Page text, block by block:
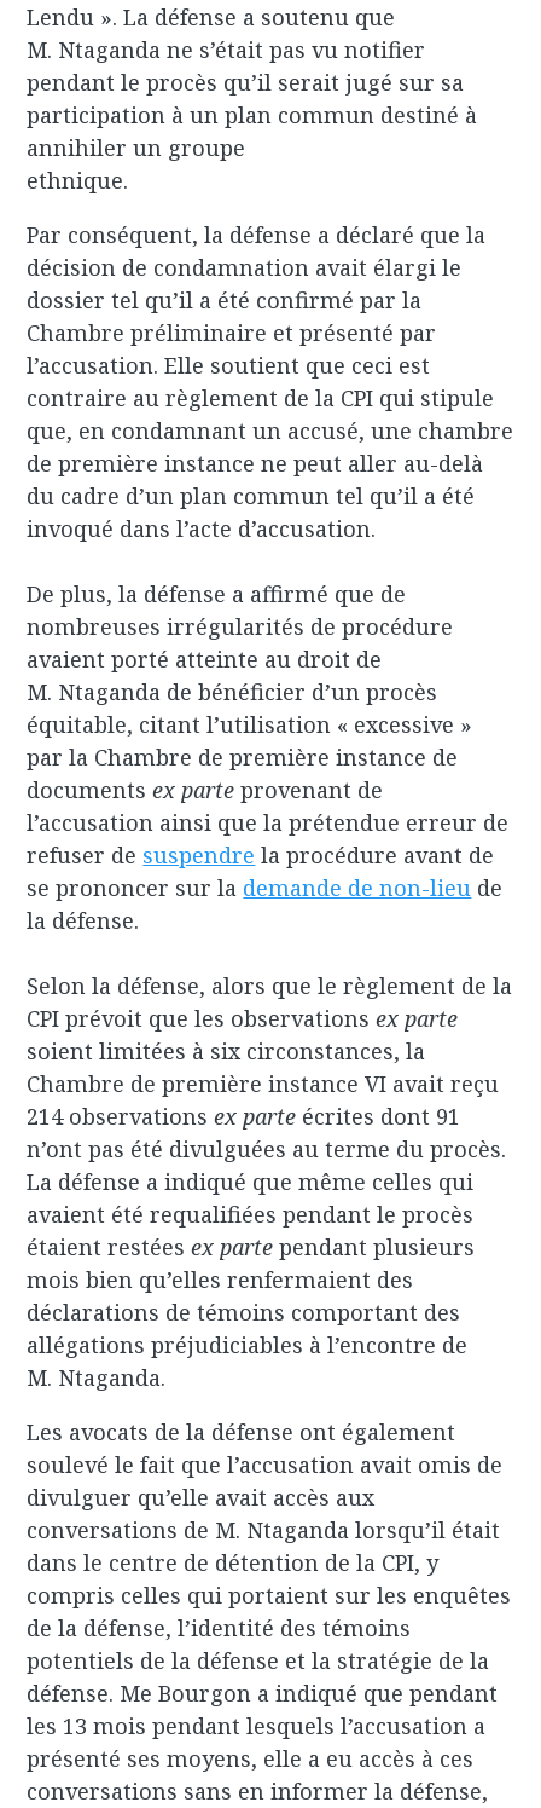
Lendu ». La défense a soutenu que
M. Ntaganda ne s’était pas vu notifier
pendant le procès qu’il serait jugé sur sa
participation à un plan commun destiné à
annihiler un groupe
ethnique.
Par conséquent, la défense a déclaré que la
décision de condamnation avait élargi le
dossier tel qu’il a été confirmé par la
Chambre préliminaire et présenté par
l’accusation. Elle soutient que ceci est
contraire au règlement de la CPI qui stipule
que, en condamnant un accusé, une chambre
de première instance ne peut aller au-delà
du cadre d’un plan commun tel qu’il a été
invoqué dans l’acte d’accusation.
De plus, la défense a affirmé que de
nombreuses irrégularités de procédure
avaient porté atteinte au droit de
M. Ntaganda de bénéficier d’un procès
équitable, citant l’utilisation « excessive »
par la Chambre de première instance de
documentsex parte provenant de
l’accusation ainsi que la prétendue erreur de
refuser de suspendre la procédure avant de
se prononcer sur la demande de non-lieu de
la défense.
Selon la défense, alors que le règlement de la
CPI prévoit que les observationsex parte
soient limitées à six circonstances, la
Chambre de première instance VI avait reçu
214 observationsex parte écrites dont 91
n’ont pas été divulguées au terme du procès.
La défense a indiqué que même celles qui
avaient été requalifiées pendant le procès
étaient restéesex parte pendant plusieurs
mois bien qu’elles renfermaient des
déclarations de témoins comportant des
allégations préjudiciables à l’encontre de
M. Ntaganda.
Les avocats de la défense ont également
soulevé le fait que l’accusation avait omis de
divulguer qu’elle avait accès aux
conversations de M. Ntaganda lorsqu’il était
dans le centre de détention de la CPI, y
compris celles qui portaient sur les enquêtes
de la défense, l’identité des témoins
potentiels de la défense et la stratégie de la
défense. Me Bourgon a indiqué que pendant
les 13 mois pendant lesquels l’accusation a
présenté ses moyens, elle a eu accès à ces
conversations sans en informer la défense,